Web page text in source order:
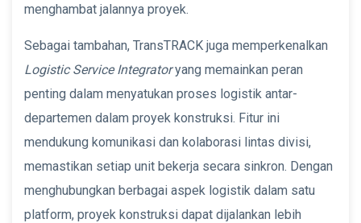
menghambat jalannya proyek.
Sebagai tambahan, TransTRACK juga memperkenalkan
Logistic Service Integratoryang memainkan peran
penting dalam menyatukan proses logistik antar-
departemen dalam proyek konstruksi. Fitur ini
mendukung komunikasi dan kolaborasi lintas divisi,
memastikan setiap unit bekerja secara sinkron. Dengan
menghubungkan berbagai aspek logistik dalam satu
platform, proyek konstruksi dapat dijalankan lebih